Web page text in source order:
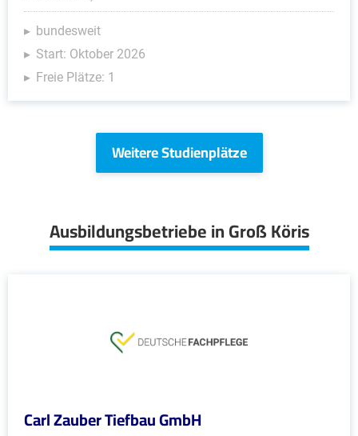
bundesweit
Start: Oktober 2026
Freie Plätze: 1
Weitere Studienplätze
Ausbildungsbetriebe in Groß Köris
Carl Zauber Tiefbau GmbH